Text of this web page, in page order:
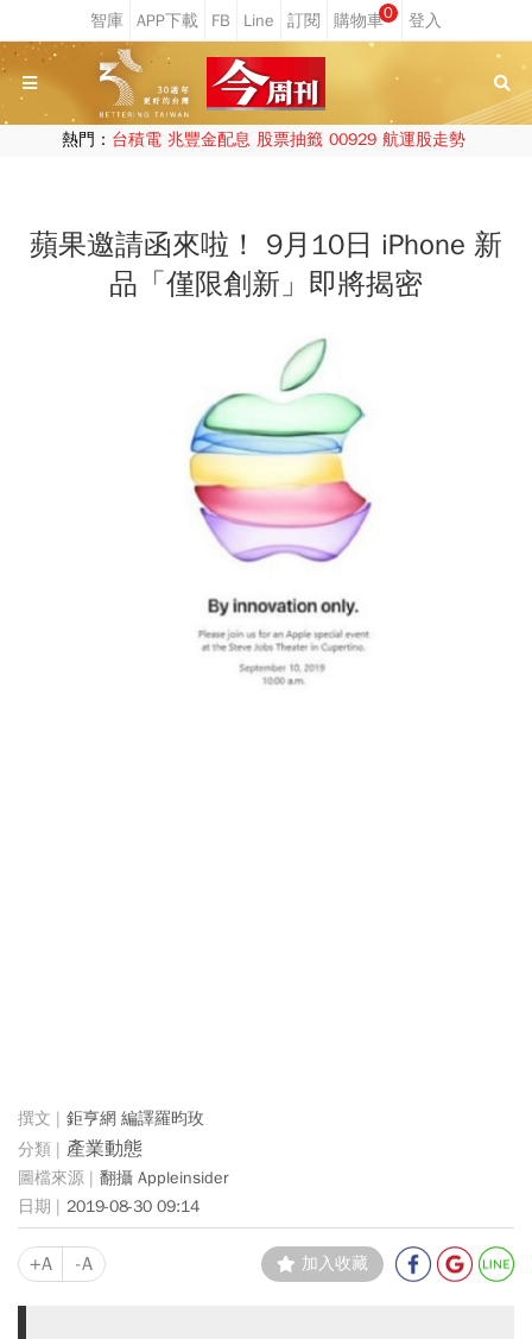
0
熱門： 台積電 兆豐金配息 股票抽籤 00929 航運股走勢
蘋果邀請函來啦！ 9月10日 iPhone 新
品「僅限創新」即將揭密
鉅亨網 編譯羅昀玫
產業動態
翻攝 Appleinsider
2019-08-30 09:14
+A -A 加入收藏